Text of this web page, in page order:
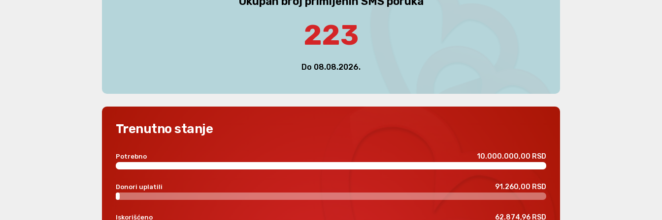
223
Do 08.08.2026.
Trenutno stanje
Potrebno 10.000.000,00 RSD
Donori uplatili 91.260,00 RSD
Iskorišćeno 62.874,96 RSD